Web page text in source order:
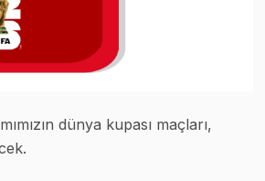
dünya kupası maçları,